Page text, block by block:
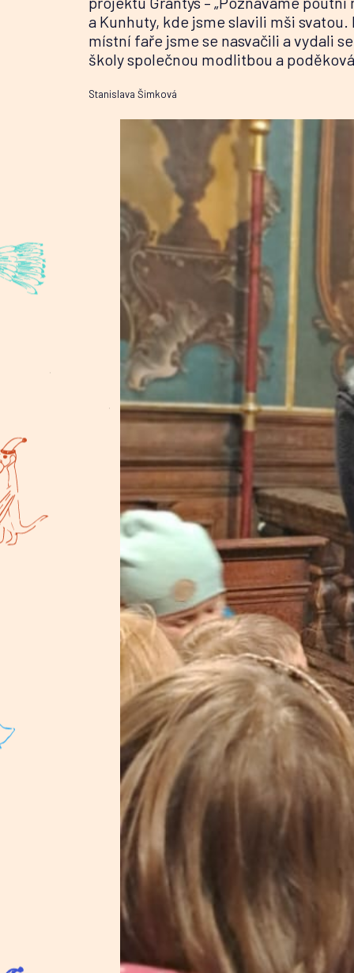
a Kunhuty, kde jsme slavili mši
místní faře jsme se nasvačili a vydali
školy společnou modlitbou a
Stanislava Šimková